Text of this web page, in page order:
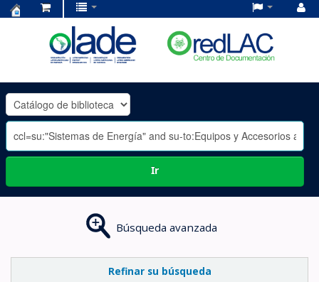
OLADE
-
Ir
Búsqueda avanzada
Refinar su búsqueda